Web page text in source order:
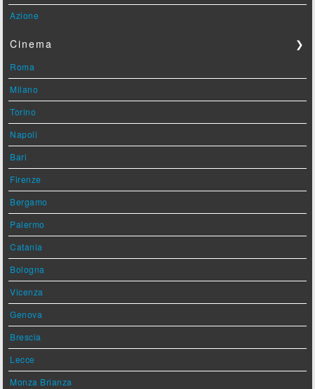
Azione
Cinema ❯
Roma
Milano
Torino
Napoli
Bari
Firenze
Bergamo
Palermo
Catania
Bologna
Vicenza
Genova
Brescia
Lecce
Monza Brianza